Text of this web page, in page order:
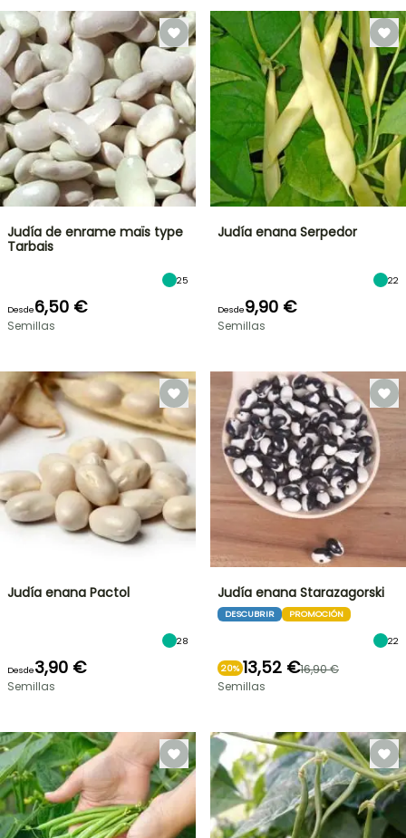
Judía de enrame maïs type
Tarbais
25
Desde6,50 €
Semillas
Judía enana Serpedor
22
Desde9,90 €
Semillas
Judía enana Pactol
28
Desde3,90 €
Semillas
Judía enana Starazagorski
DESCUBRIR PROMOCIÓN
22
20% 13,52 €16,90 €
Semillas